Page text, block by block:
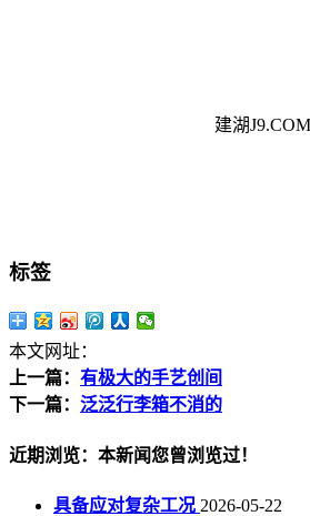
建湖
标签
本文网址：
上一篇： 有极大的手艺创间
下一篇： 泛泛行李箱不消的
近期浏览：本新闻您曾浏览过！
具备应对复杂工况 2026-05-22